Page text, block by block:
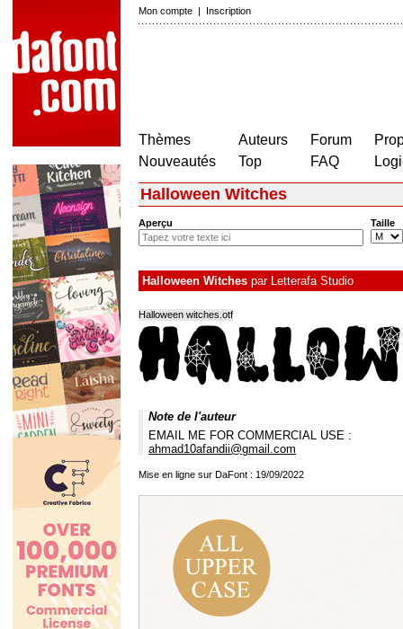
Mon compte | Inscription
Thèmes
Nouveautés
Auteurs
Top
Forum
FAQ
Halloween Witches
Aperçu Taille
Halloween Witches par Letterafa Studio
Halloween witches.otf
Note de l'auteur
EMAIL ME FOR COMMERCIAL USE :
ahmad10afandii@gmail.com
Mise en ligne sur DaFont : 19/09/2022